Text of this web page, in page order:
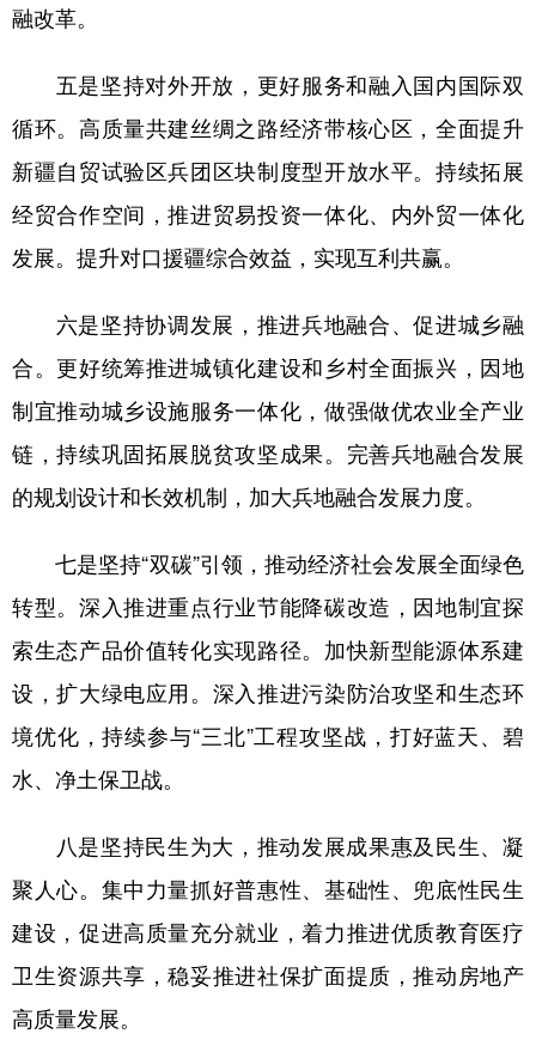
融改革。
五是坚持对外开放，更好服务和融入国内国际双
循环。高质量共建丝绸之路经济带核心区，全面提升
新疆自贸试验区兵团区块制度型开放水平。持续拓展
经贸合作空间，推进贸易投资一体化、内外贸一体化
发展。提升对口援疆综合效益，实现互利共赢。
六是坚持协调发展，推进兵地融合、促进城乡融
合。更好统筹推进城镇化建设和乡村全面振兴，因地
制宜推动城乡设施服务一体化，做强做优农业全产业
链，持续巩固拓展脱贫攻坚成果。完善兵地融合发展
的规划设计和长效机制，加大兵地融合发展力度。
七是坚持“双碳”引领，推动经济社会发展全面绿色
转型。深入推进重点行业节能降碳改造，因地制宜探
索生态产品价值转化实现路径。加快新型能源体系建
设，扩大绿电应用。深入推进污染防治攻坚和生态环
境优化，持续参与“三北”工程攻坚战，打好蓝天、碧
水、净土保卫战。
八是坚持民生为大，推动发展成果惠及民生、凝
聚人心。集中力量抓好普惠性、基础性、兜底性民生
建设，促进高质量充分就业，着力推进优质教育医疗
卫生资源共享，稳妥推进社保扩面提质，推动房地产
高质量发展。